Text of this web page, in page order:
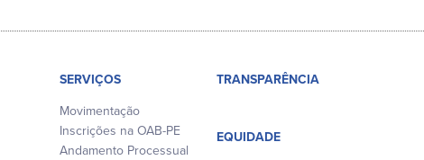
SERVIÇOS
Movimentação
Inscrições na OAB-PE
Andamento Processual
TRANSPARÊNCIA
EQUIDADE